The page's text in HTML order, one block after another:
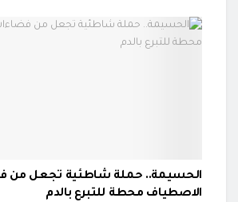
الحسيمة.. حملة شاطئية تجعل من
الاصطياف محطة للتبرع بالدم